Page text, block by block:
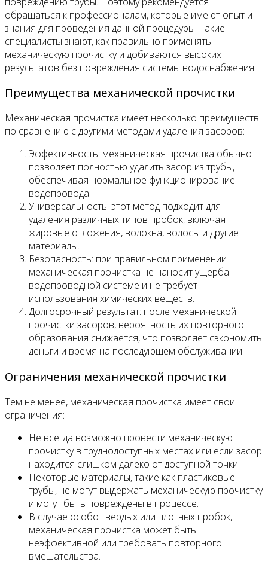
обращаться к профессионалам, которые имеют опыт и
знания для проведения данной процедуры. Такие
специалисты знают, как правильно применять
механическую прочистку и добиваются высоких
результатов без повреждения системы водоснабжения.
Преимущества механической прочистки
Механическая прочистка имеет несколько преимуществ
по сравнению с другими методами удаления засоров:
Эффективность: механическая прочистка обычно
позволяет полностью удалить засор из трубы,
обеспечивая нормальное функционирование
водопровода.
Универсальность: этот метод подходит для
удаления различных типов пробок, включая
жировые отложения, волокна, волосы и другие
материалы.
Безопасность: при правильном применении
механическая прочистка не наносит ущерба
водопроводной системе и не требует
использования химических веществ.
Долгосрочный результат: после механической
прочистки засоров, вероятность их повторного
образования снижается, что позволяет сэкономить
деньги и время на последующем обслуживании.
Ограничения механической прочистки
Тем не менее, механическая прочистка имеет свои
ограничения:
Не всегда возможно провести механическую
прочистку в труднодоступных местах или если засор
находится слишком далеко от доступной точки.
Некоторые материалы, такие как пластиковые
трубы, не могут выдержать механическую прочистку
и могут быть повреждены в процессе.
В случае особо твердых или плотных пробок,
механическая прочистка может быть
неэффективной или требовать повторного
вмешательства.